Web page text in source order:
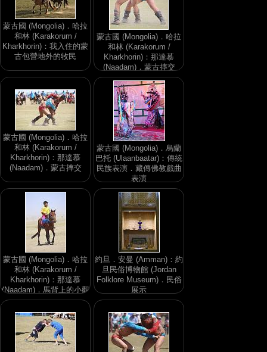
蒙古國 (Mongolia)．哈拉
和林 (Karakorum /
Kharkhorin)：我入住的蒙
古包營地外的牧民
蒙古國 (Mongolia)．哈拉
和林 (Karakorum /
Kharkhorin)：那達慕
(Naadam)．蒙古摔交
蒙古國 (Mongolia)．哈拉
和林 (Karakorum /
Kharkhorin)：那達慕
(Naadam)．蒙古摔交
蒙古國 (Mongolia)．烏蘭
巴托 (Ulaanbaatar)：傳統
民族表演．藏傳佛教戲曲
表演
蒙古國 (Mongolia)．哈拉
和林 (Karakorum /
Kharkhorin)：那達慕
(Naadam)．馬背上的小觀
眾
約旦．安曼 (Amman)：約
旦民俗博物館 (Jordan
Folklore Museum)．民俗
展示